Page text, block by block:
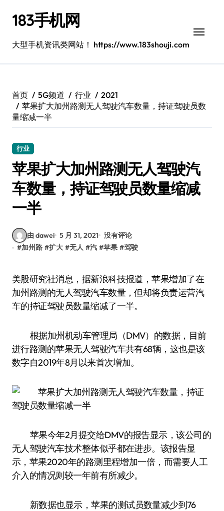
183手机网
大型手机资讯类网站！ https://www.183shouji.com
首页 5G频道 行业
2021
苹果扩大加州路测无人驾驶汽车数量，持证驾驶员数
量缩减一半
行业
苹果扩大加州路测无人驾驶汽
车数量，持证驾驶员数量缩减
一半
由 dawei 5 月 31, 2021 没有评论
#加州路 #扩大 #无人 #汽 #苹果 #驾驶
美股研究社消息，据新浪科技报道，苹果增加了在
加州路测的无人驾驶汽车数量，但却将负责运营汽
车的持证驾驶员数量缩减了一半。
根据加州机动车管理局（DMV）的数据，目前
进行路测的苹果无人驾驶汽车共有68辆，这也是该
数字自2019年8月以来首次增加。
苹果今年2月提交给DMV的报告显示，该公司的
无人驾驶汽车技术整体似乎都在进步。该报告显
示，苹果2020年的路测里程增加一倍，而需要人工
介入的情况则较一年前有所减少。
新数据也显示，苹果的测试员数量减少到76